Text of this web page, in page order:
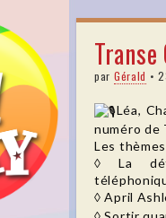
par Gérald •
Léa,
numéro de
Les
◊ La
◊ April